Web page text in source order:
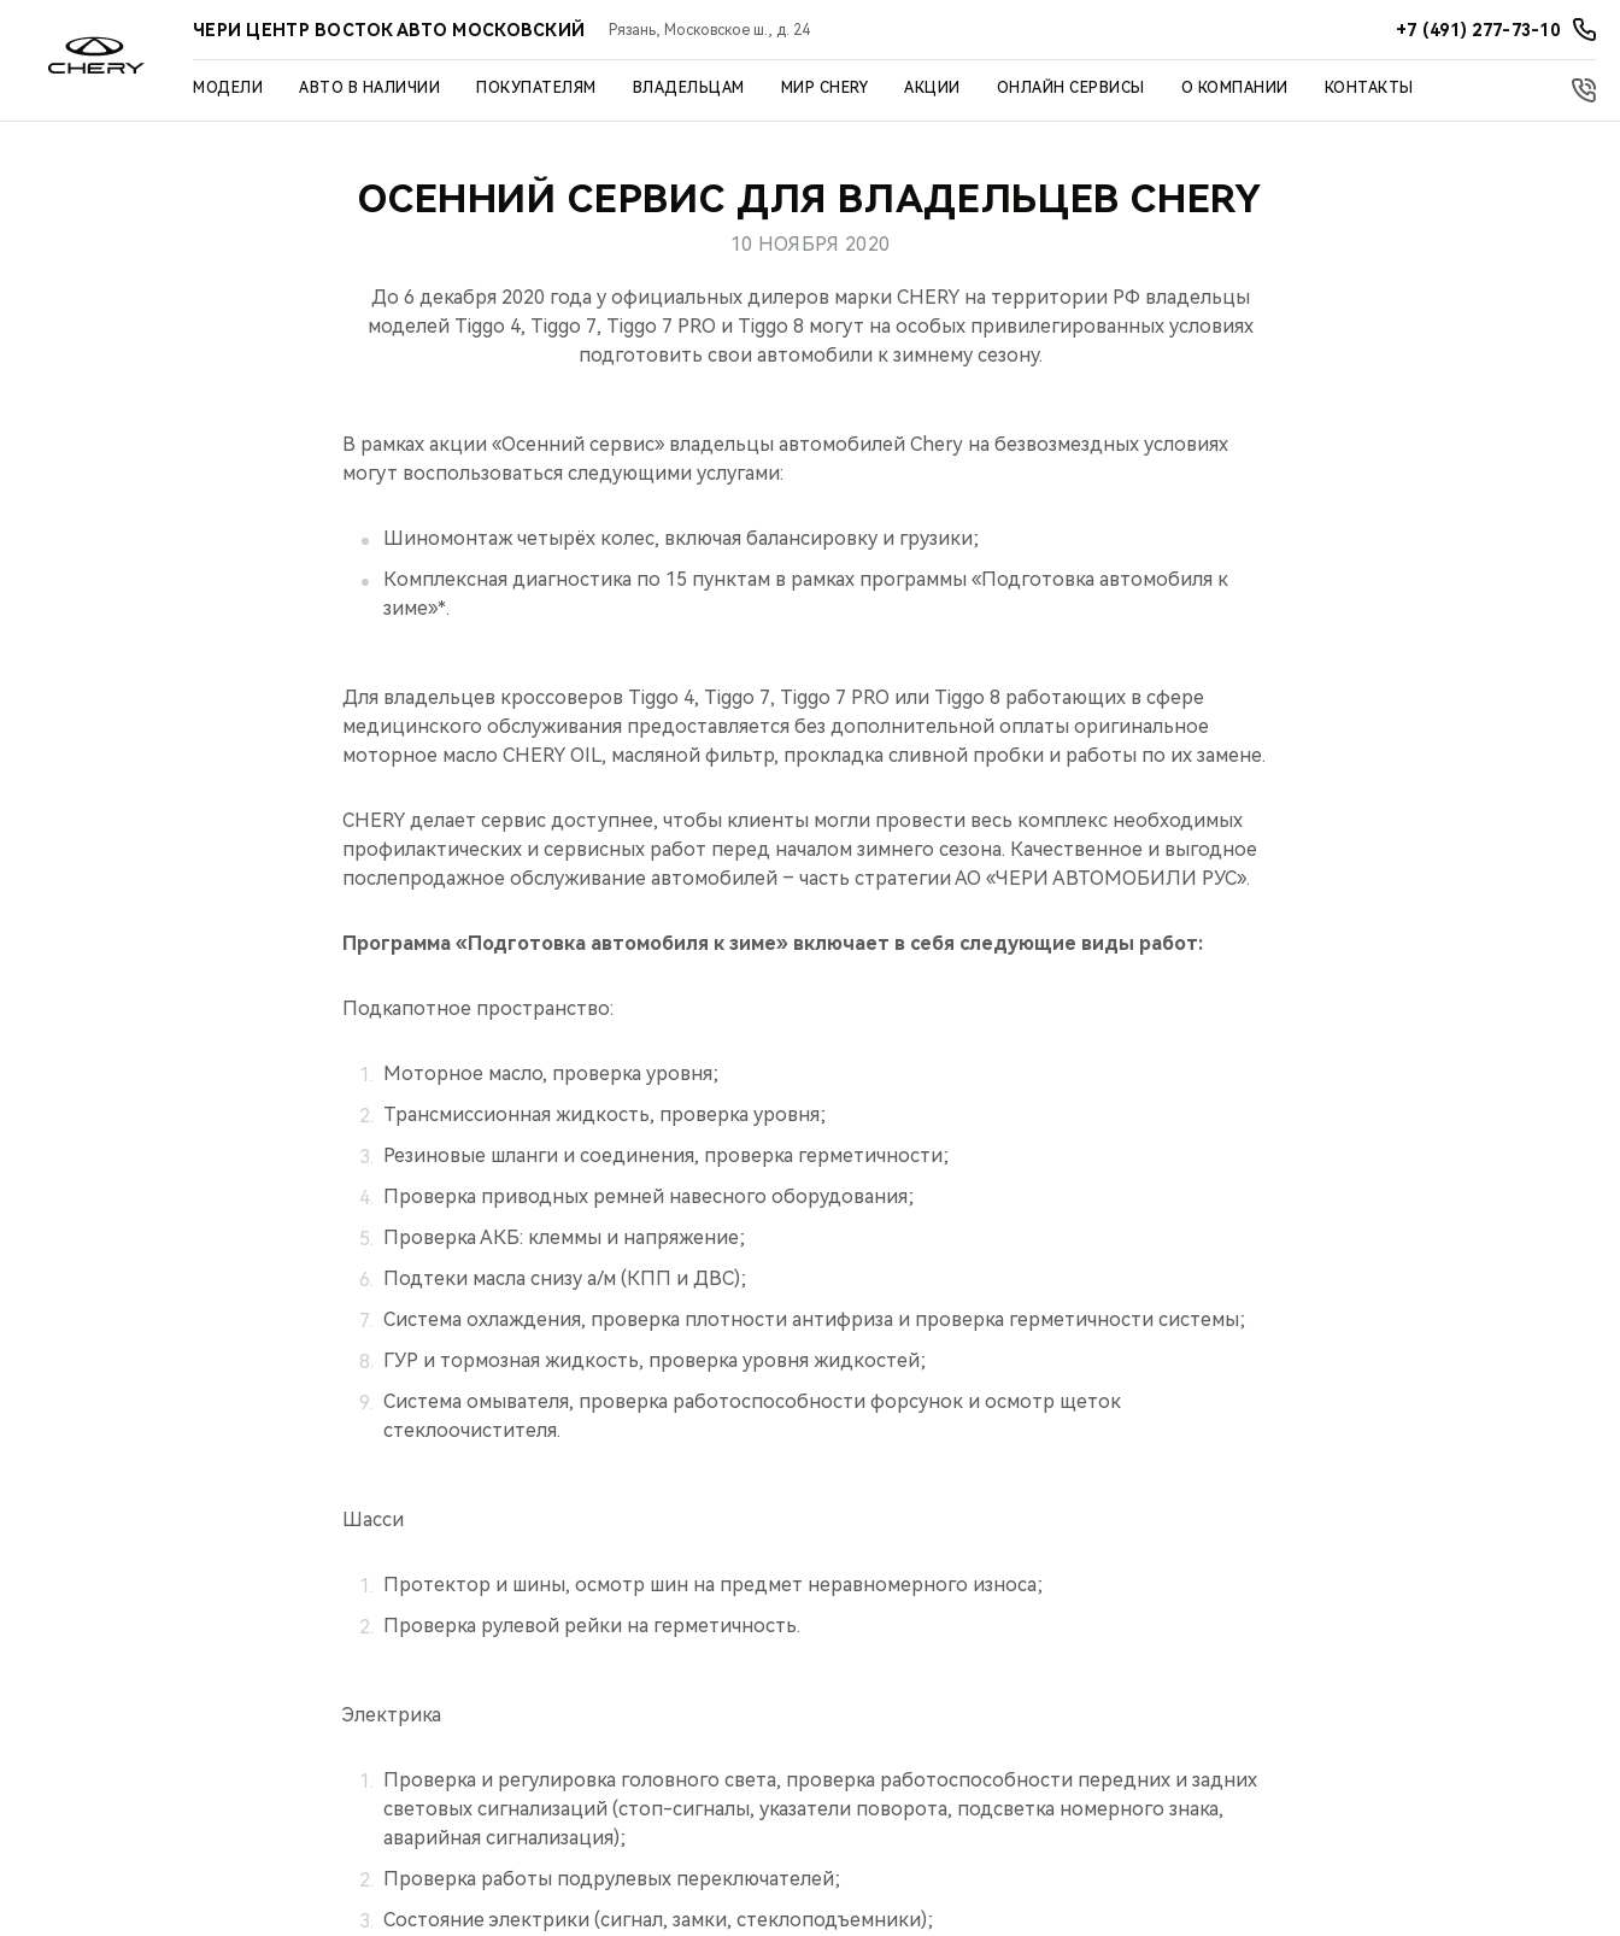
ЧЕРИ ЦЕНТР ВОСТОК АВТО МОСКОВСКИЙ Рязань, Московское ш., д. 24 +7 (491) 277-73-10
МОДЕЛИ АВТО В НАЛИЧИИ ПОКУПАТЕЛЯМ ВЛАДЕЛЬЦАМ МИР CHERY АКЦИИ ОНЛАЙН СЕРВИСЫ О КОМПАНИИ КОНТАКТЫ
ОСЕННИЙ СЕРВИС ДЛЯ ВЛАДЕЛЬЦЕВ CHERY
10 НОЯБРЯ 2020
До 6 декабря 2020 года у официальных дилеров марки CHERY на территории РФ владельцы
моделей Tiggo 4, Tiggo 7, Tiggo 7 PRO и Tiggo 8 могут на особых привилегированных условиях
подготовить свои автомобили к зимнему сезону.
В рамках акции «Осенний сервис» владельцы автомобилей Chery на безвозмездных условиях
могут воспользоваться следующими услугами:
Шиномонтаж четырёх колес, включая балансировку и грузики;
Комплексная диагностика по 15 пунктам в рамках программы «Подготовка автомобиля к
зиме»*.
Для владельцев кроссоверов Tiggo 4, Tiggo 7, Tiggo 7 PRO или Tiggo 8 работающих в сфере
медицинского обслуживания предоставляется без дополнительной оплаты оригинальное
моторное масло CHERY OIL, масляной фильтр, прокладка сливной пробки и работы по их замене.
CHERY делает сервис доступнее, чтобы клиенты могли провести весь комплекс необходимых
профилактических и сервисных работ перед началом зимнего сезона. Качественное и выгодное
послепродажное обслуживание автомобилей – часть стратегии АО «ЧЕРИ АВТОМОБИЛИ РУС».
Программа «Подготовка автомобиля к зиме» включает в себя следующие виды работ:
Подкапотное пространство:
Моторное масло, проверка уровня;
Трансмиссионная жидкость, проверка уровня;
Резиновые шланги и соединения, проверка герметичности;
Проверка приводных ремней навесного оборудования;
Проверка АКБ: клеммы и напряжение;
Подтеки масла снизу а/м (КПП и ДВС);
Система охлаждения, проверка плотности антифриза и проверка герметичности системы;
ГУР и тормозная жидкость, проверка уровня жидкостей;
Система омывателя, проверка работоспособности форсунок и осмотр щеток
стеклоочистителя.
Шасси
Протектор и шины, осмотр шин на предмет неравномерного износа;
Проверка рулевой рейки на герметичность.
Электрика
Проверка и регулировка головного света, проверка работоспособности передних и задних
световых сигнализаций (стоп-сигналы, указатели поворота, подсветка номерного знака,
аварийная сигнализация);
Проверка работы подрулевых переключателей;
Состояние электрики (сигнал, замки, стеклоподъемники);